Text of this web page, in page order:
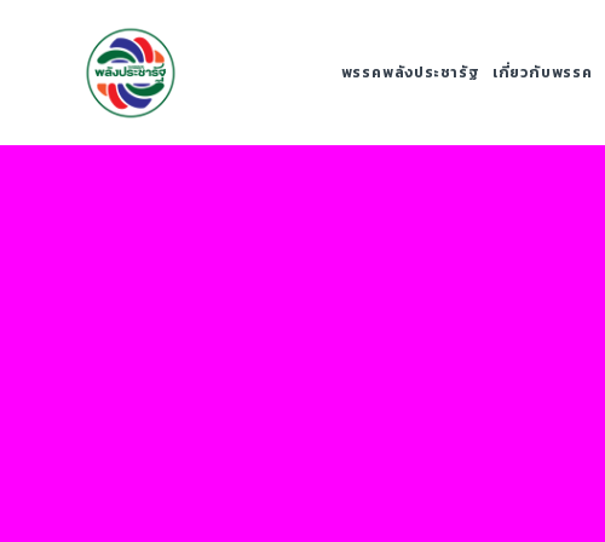
พรรคพลังประชารัฐ เกี่ยวกับพรรค